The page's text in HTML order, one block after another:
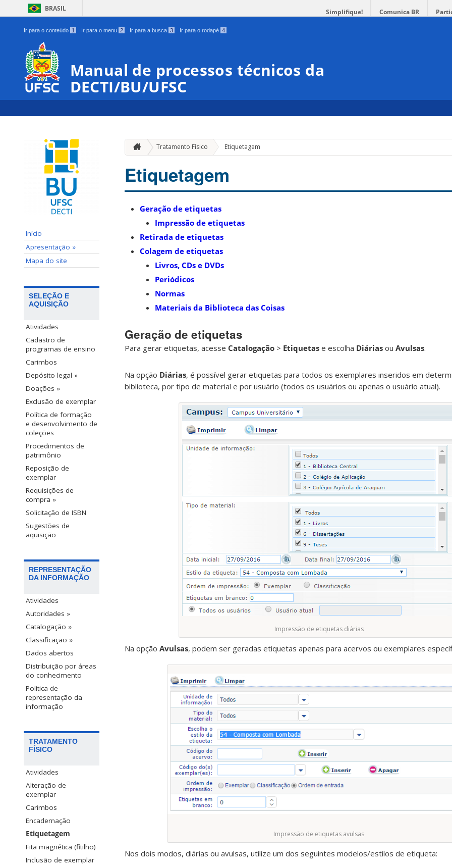
BRASIL Simplifique! Comunica BR
Ir para o conteúdo 1 Ir para o menu 2 Ir para a busca 3 Ir para o rodapé 4
Manual de processos técnicos da
DECTI/BU/UFSC
Início
Apresentação »
Mapa do site
SELEÇÃO E
AQUISIÇÃO
Atividades
Cadastro de
programas de ensino
Carimbos
Depósito legal »
Doações »
Exclusão de exemplar
Política de formação
e desenvolvimento de
coleções
Procedimentos de
patrimônio
Reposição de
exemplar
Requisições de
compra »
Solicitação de ISBN
Sugestões de
aquisição
REPRESENTAÇÃO
DA INFORMAÇÃO
Atividades
Autoridades »
Catalogação »
Classificação »
Dados abertos
Distribuição por áreas
do conhecimento
Política de
representação da
informação
TRATAMENTO
FÍSICO
Atividades
Alteração de
exemplar
Carimbos
Encadernação
Etiquetagem
Fita magnética (fitilho)
Inclusão de exemplar
Tratamento Físico Etiquetagem
Etiquetagem
Geração de etiquetas
Impressão de etiquetas
Retirada de etiquetas
Colagem de etiquetas
Livros, CDs e DVDs
Periódicos
Normas
Materiais da Biblioteca das Coisas
Geração de etiquetas
Para gerar etiquetas, acesse Catalogação > Etiquetas e escolha Diárias ou Avulsas.
Na opção Diárias, é possível gerar etiquetas para todos os exemplares inseridos em
biblioteca, por tipo de material e por usuário (todos os usuários ou apenas o usuário atual).
Impressão de etiquetas diárias
Na opção Avulsas, podem ser geradas etiquetas apenas para acervos ou exemplares
Impressão de etiquetas avulsas
Nos dois modos, diárias ou avulsas, utilize um dos seguintes modelos/estilos de etiqueta: